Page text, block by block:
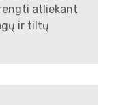
atliekant
ir tiltų